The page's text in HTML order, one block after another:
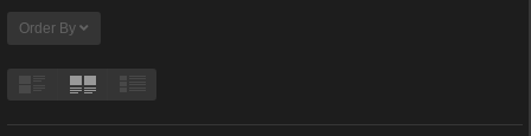
Order By